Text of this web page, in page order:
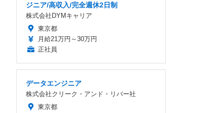
ジニア/高収入/完全週休2日制
株式会社DYMキャリア
東京都
月給21万円～30万円
正社員
データエンジニア
株式会社クリーク・アンド・リバー社
東京都